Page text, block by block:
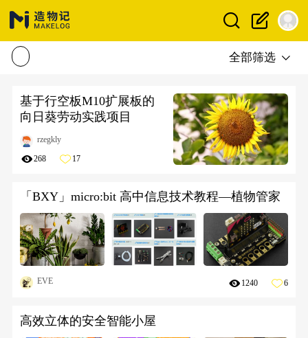
全部筛选
基于行空板M10扩展板的
向日葵劳动实践项目
rzegkly
268 17
「BXY」micro:bit 高中信息技术教程—植物管家
EVE 1240 6
高效立体的安全智能小屋